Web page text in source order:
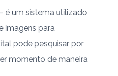
– é um sistema utilizado
imagens para
pode pesquisar por
momento de maneira